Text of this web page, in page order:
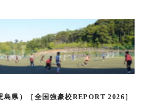
島県）［全国強豪校REPORT 2026］